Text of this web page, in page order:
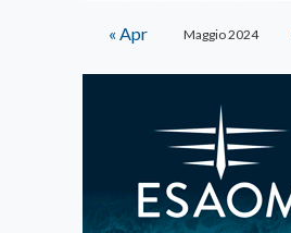
Maggio 2024
« Apr